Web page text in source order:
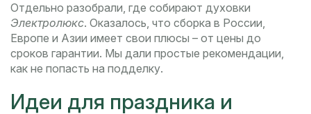
Отдельно разобрали, где собирают духовки
Электролюкс. Оказалось, что сборка в России,
Европе и Азии имеет свои плюсы – от цены до
сроков гарантии. Мы дали простые рекомендации,
как не попасть на подделку.
Идеи для праздника и